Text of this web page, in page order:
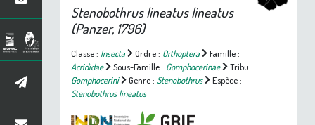
Stenobothrus lineatus lineatus
(Panzer, 1796)
Classe : Insecta Ordre : Orthoptera
Famille :
Acrididae
Sous-Famille : Gomphocerinae
Tribu :
Gomphocerini
Genre : Stenobothrus
Espèce :
Stenobothrus lineatus